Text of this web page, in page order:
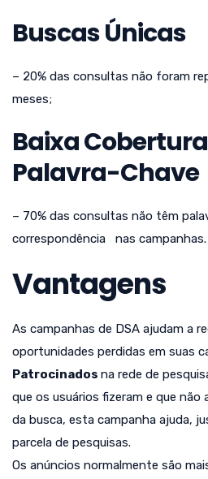
Buscas Únicas
– 20% das consultas não foram
meses;
Baixa
Palavra-Chave
– 70% das consultas não têm
correspondência nas campanhas.
Vantagens
As campanhas de DSA ajudam a
oportunidades perdidas em suas
Patrocinados na rede de
que os usuários fizeram e que não
da busca, esta campanha ajuda,
parcela de pesquisas.
Os anúncios normalmente são